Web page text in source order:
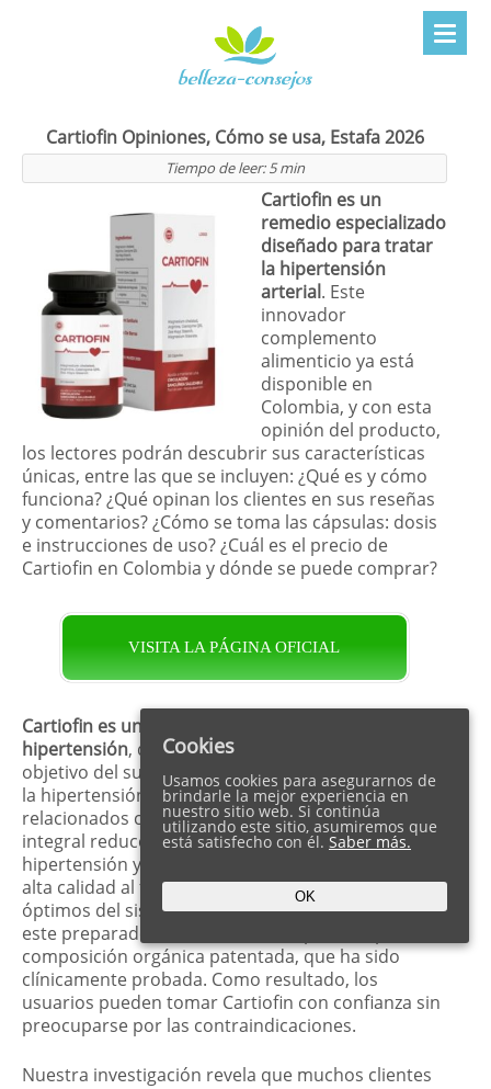
Cartiofin Opiniones, Cómo se usa, Estafa 2026
Tiempo de leer:5 min
Cartiofin es un
remedio especializado
diseñado para tratar
la hipertensión
arterial. Este
innovador
complemento
alimenticio ya está
disponible en
Colombia, y con esta
opinión del producto,
los lectores podrán descubrir sus características
únicas, entre las que se incluyen: ¿Qué es y cómo
funciona? ¿Qué opinan los clientes en sus reseñas
y comentarios? ¿Cómo se toma las cápsulas: dosis
e instrucciones de uso? ¿Cuál es el precio de
Cartiofin en Colombia y dónde se puede comprar?
VISITA LA PÁGINA OFICIAL
Cartiofin es una solución natural para la
hipertensión, desarrollada en forma de cápsulas. El
objetivo del suplemento es mitigar los síntomas de
la hipertensión y neutralizar los problemas
relacionados con la presión arterial. Esta fórmula
integral reduce eficazmente los niveles de
hipertensión y promueve una atención sanitaria de
alta calidad al favorecer el estado y la funcionalidad
óptimos del sistema cardiovascular. La eficacia de
este preparado avanzado está respaldada por su
composición orgánica patentada, que ha sido
clínicamente probada. Como resultado, los
usuarios pueden tomar Cartiofin con confianza sin
preocuparse por las contraindicaciones.
Nuestra investigación revela que muchos clientes
Cookies
Usamos cookies para asegurarnos de
brindarle la mejor experiencia en
nuestro sitio web. Si continúa
utilizando este sitio, asumiremos que
está satisfecho con él. Saber más.
OK